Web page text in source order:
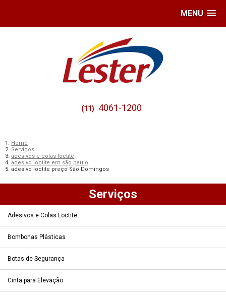
MENU
(11) 4061-1200
Home
Serviços
adesivos e colas loctite
adesivo loctite em são paulo
adesivo loctite preço São Domingos
Serviços
Adesivos e Colas Loctite
Bombonas Plásticas
Botas de Segurança
Cinta para Elevação